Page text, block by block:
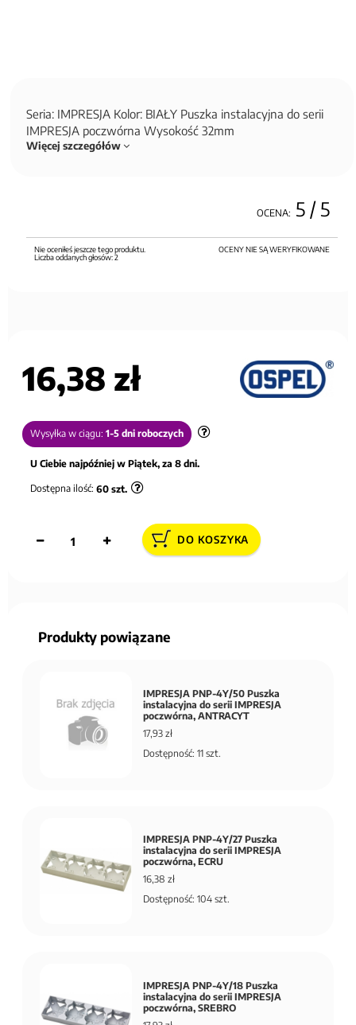
Seria: IMPRESJA Kolor: BIAŁY Puszka instalacyjna do serii
IMPRESJA poczwórna Wysokość 32mm
Więcej szczegółów
OCENA: 5/ 5
OCENY NIE SĄ WERYFIKOWANE
Nie oceniłeś jeszcze tego produktu.
Liczba oddanych głosów:2
16,38 zł
Wysyłka w ciągu: 1-5 dni roboczych
U Ciebie najpóźniej w Piątek, za 8 dni.
Dostępna ilość: 60 szt.
DO KOSZYKA
Produkty powiązane
IMPRESJA PNP-4Y/50 Puszka
instalacyjna do serii IMPRESJA
poczwórna, ANTRACYT
17,93 zł
Dostępność: 11 szt.
IMPRESJA PNP-4Y/27 Puszka
instalacyjna do serii IMPRESJA
poczwórna, ECRU
16,38 zł
Dostępność: 104 szt.
IMPRESJA PNP-4Y/18 Puszka
instalacyjna do serii IMPRESJA
poczwórna, SREBRO